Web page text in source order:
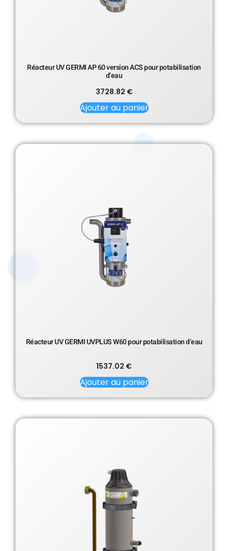
Réacteur UV GERMI AP 60 version ACS pour potabilisation
d’eau
3728.82 €
Ajouter au panier
Réacteur UV GERMI UVPLUS W60 pour potabilisation d’eau
1537.02 €
Ajouter au panier